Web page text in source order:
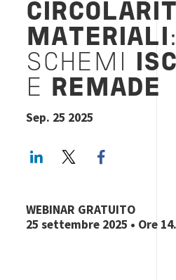
MATERIALI
SCHEMI
E
REMADE
Sep. 25 2025
LinkedInTwitter
WEBINAR GRATUITO
25 settembre 2025 • Ore